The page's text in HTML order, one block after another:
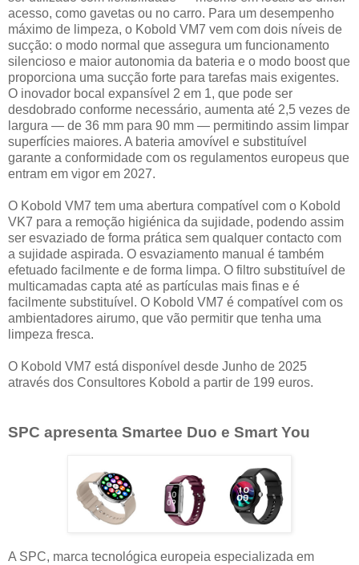
acesso, como gavetas ou no carro. Para um desempenho
máximo de limpeza, o Kobold VM7 vem com dois níveis de
sucção: o modo normal que assegura um funcionamento
silencioso e maior autonomia da bateria e o modo boost que
proporciona uma sucção forte para tarefas mais exigentes.
O inovador bocal expansível 2 em 1, que pode ser
desdobrado conforme necessário, aumenta até 2,5 vezes de
largura — de 36 mm para 90 mm — permitindo assim limpar
superfícies maiores. A bateria amovível e substituível
garante a conformidade com os regulamentos europeus que
entram em vigor em 2027.
O Kobold VM7 tem uma abertura compatível com o Kobold
VK7 para a remoção higiénica da sujidade, podendo assim
ser esvaziado de forma prática sem qualquer contacto com
a sujidade aspirada. O esvaziamento manual é também
efetuado facilmente e de forma limpa. O filtro substituível de
multicamadas capta até as partículas mais finas e é
facilmente substituível. O Kobold VM7 é compatível com os
ambientadores airumo, que vão permitir que tenha uma
limpeza fresca.
O Kobold VM7 está disponível desde Junho de 2025
através dos Consultores Kobold a partir de 199 euros.
SPC apresenta Smartee Duo e Smart You
A SPC, marca tecnológica europeia especializada em